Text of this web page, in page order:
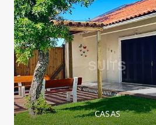
CASAS